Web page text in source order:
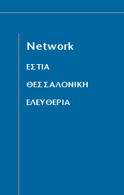
Network
ΕΣΤΙΑ
ΘΕΣΣΑΛΟΝΙΚΗ
ΕΛΕΥΘΕΡΙΑ